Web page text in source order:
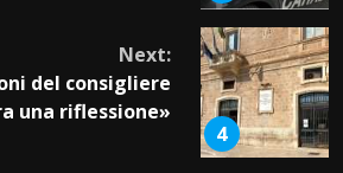
Next:
del consigliere
una riflessione»
4